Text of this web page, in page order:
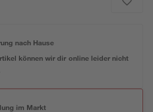
nach Hause
können wir dir online leider nicht
im Markt